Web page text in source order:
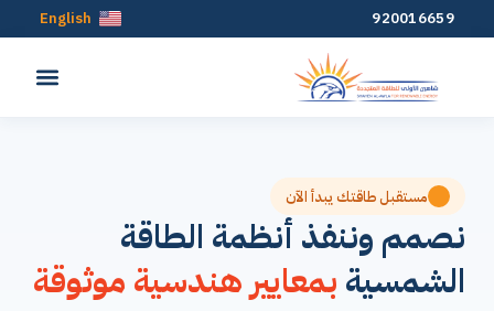
920016659
English
مستقبل طاقتك يبدأ الآن
نصمم وننفذ أنظمة الطاقة
الشمسية بمعايير هندسية موثوقة